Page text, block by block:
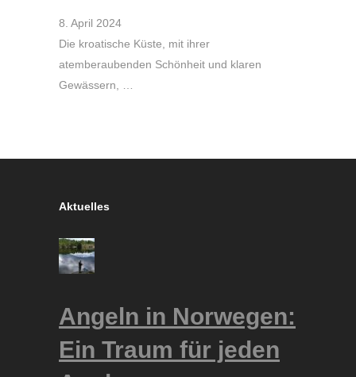
8. April 2024
Die kroatische Küste, mit ihrer
atemberaubenden Schönheit und klaren
Gewässern, …
Aktuelles
Angeln in Norwegen:
Ein Traum für jeden